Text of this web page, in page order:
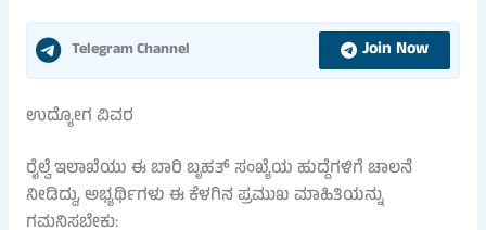
Telegram Channel Join Now
ಉದ್ಯೋಗ ವಿವರ
ರೈಲ್ವೆ ಇಲಾಖೆಯು ಈ ಬಾರಿ ಬೃಹತ್ ಸಂಖ್ಯೆಯ ಹುದ್ದೆಗಳಿಗೆ ಚಾಲನೆ
ನೀಡಿದ್ದು, ಅಭ್ಯರ್ಥಿಗಳು ಈ ಕೆಳಗಿನ ಪ್ರಮುಖ ಮಾಹಿತಿಯನ್ನು
ಗಮನಿಸಬೇಕು: